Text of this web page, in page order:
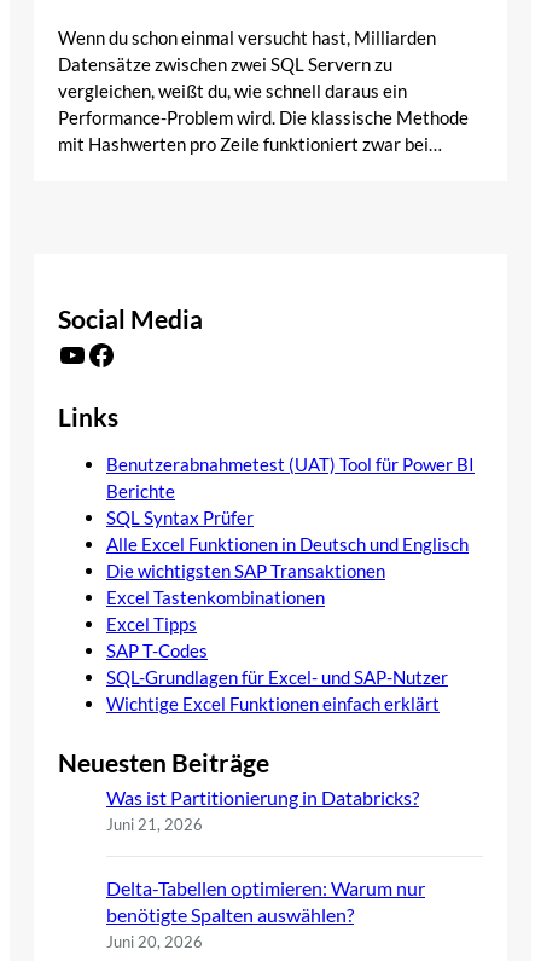
Wenn du schon einmal versucht hast, Milliarden
Datensätze zwischen zwei SQL Servern zu
vergleichen, weißt du, wie schnell daraus ein
Performance-Problem wird. Die klassische Methode
mit Hashwerten pro Zeile funktioniert zwar bei…
Social Media
YouTube Facebook
Links
Benutzerabnahmetest (UAT) Tool für Power BI
Berichte
SQL Syntax Prüfer
Alle Excel Funktionen in Deutsch und Englisch
Die wichtigsten SAP Transaktionen
Excel Tastenkombinationen
Excel Tipps
SAP T-Codes
SQL-Grundlagen für Excel- und SAP-Nutzer
Wichtige Excel Funktionen einfach erklärt
Neuesten Beiträge
Was ist Partitionierung in Databricks?
Juni 21, 2026
Delta-Tabellen optimieren: Warum nur
benötigte Spalten auswählen?
Juni 20, 2026